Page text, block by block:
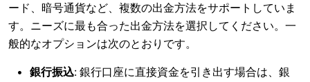
ード、暗号通貨など、複数の出金方法をサポートしていま
す。ニーズに最も合った出金方法を選択してください。一
般的なオプションは次のとおりです。
銀行振込: 銀行口座に直接資金を引き出す場合は、銀